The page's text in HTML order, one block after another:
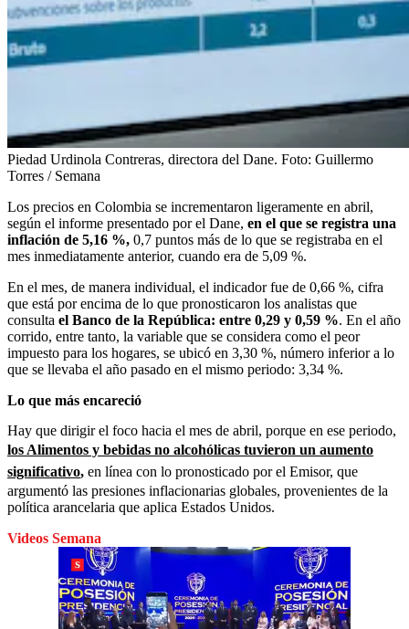
Piedad Urdinola Contreras, directora del Dane. Foto: Guillermo
Torres / Semana
Los precios en Colombia se incrementaron ligeramente en abril,
según el informe presentado por el Dane, en el que se registra una
inflación de 5,16 %, 0,7 puntos más de lo que se registraba en el
mes inmediatamente anterior, cuando era de 5,09 %.
En el mes, de manera individual, el indicador fue de 0,66 %, cifra
que está por encima de lo que pronosticaron los analistas que
consulta el Banco de la República: entre 0,29 y 0,59 %. En el año
corrido, entre tanto, la variable que se considera como el peor
impuesto para los hogares, se ubicó en 3,30 %, número inferior a lo
que se llevaba el año pasado en el mismo periodo: 3,34 %.
Lo que más encareció
Hay que dirigir el foco hacia el mes de abril, porque en ese periodo,
los Alimentos y bebidas no alcohólicas tuvieron un aumento
significativo, en línea con lo pronosticado por el Emisor, que
argumentó las presiones inflacionarias globales, provenientes de la
política arancelaria que aplica Estados Unidos.
Videos Semana